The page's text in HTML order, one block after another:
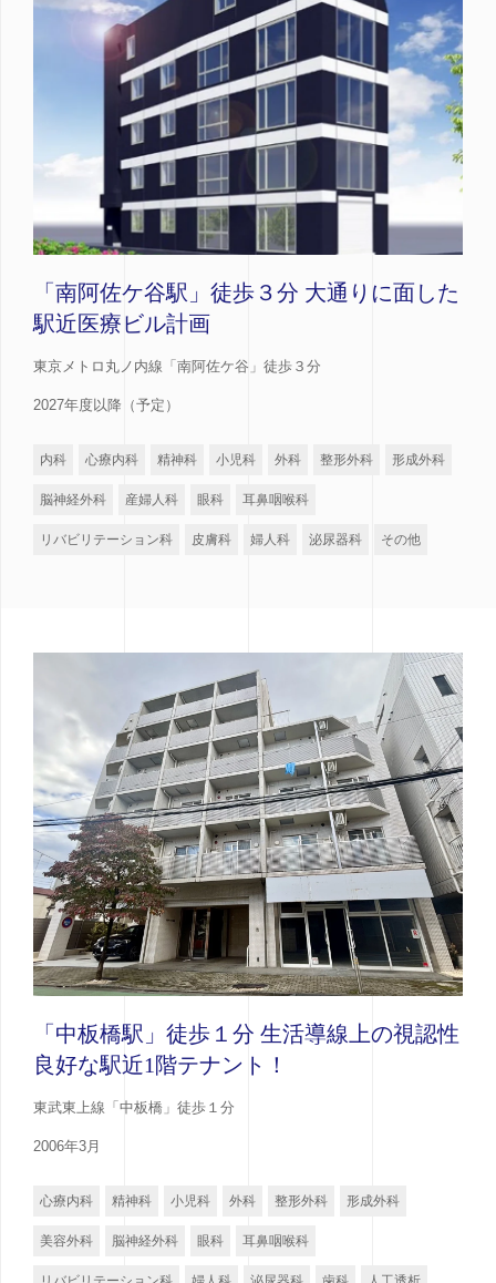
「南阿佐ケ谷駅」徒歩３分 大通りに面した
駅近医療ビル計画
東京メトロ丸ノ内線「南阿佐ケ谷」徒歩３分
2027年度以降（予定）
内科 心療内科 精神科 小児科 外科 整形外科 形成外科
脳神経外科 産婦人科 眼科 耳鼻咽喉科
リバビリテーション科 皮膚科 婦人科 泌尿器科 その他
「中板橋駅」徒歩１分 生活導線上の視認性
良好な駅近1階テナント！
東武東上線「中板橋」徒歩１分
2006年3月
心療内科 精神科 小児科 外科 整形外科 形成外科
美容外科 脳神経外科 眼科 耳鼻咽喉科